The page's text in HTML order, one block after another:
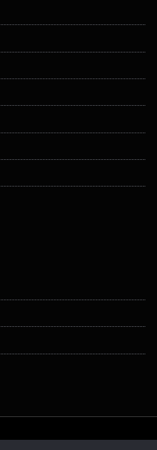
|Aasta Blog theme byThemeArile